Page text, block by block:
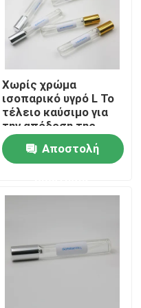
Χωρίς χρώμα
ισοπαρικό υγρό L Το
τέλειο καύσιμο για
την απόδοση της
φλόγας
Αποστολή